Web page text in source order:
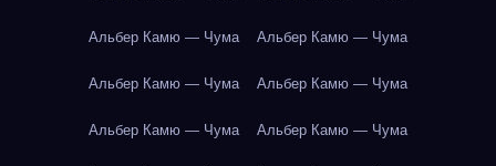
Альбер Камю — Чума Альбер Камю — Чума
Альбер Камю — Чума Альбер Камю — Чума
Альбер Камю — Чума Альбер Камю — Чума